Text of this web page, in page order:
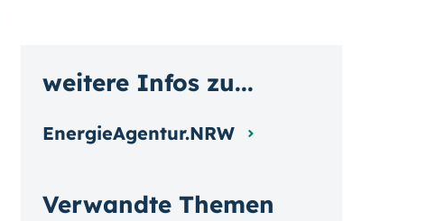
Verwandte Themen
weitere Infos zu...
EnergieAgentur.NRW